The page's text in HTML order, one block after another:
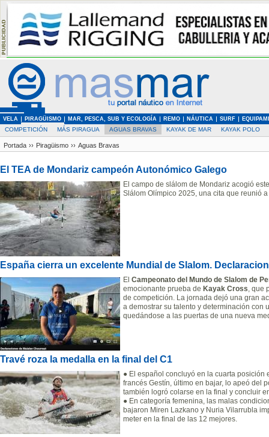
VELA PIRAGÜISMO MAR, PESCA, SUB Y ECOLOGÍA REMO NÁUTICA SURF
COMPETICIÓN MÁS PIRAGUA AGUAS BRAVAS KAYAK DE MAR KAYAK POLO
Portada ›› Piragüismo ›› Aguas Bravas
El TEA de Mondariz campeón Autonómico Galego
El campo de slálom de Mondariz acogió
Slálom Olímpico 2025, una cita que reunió
España cierra un excelente Mundial de Slalom.
El Campeonato del Mundo de Slalom de
emocionante prueba de Kayak Cross, que
de competición. La jornada dejó una gran
a demostrar su talento y determinación con
quedándose a las puertas de una nueva
Travé roza la medalla en la final del C1
● El español concluyó en la cuarta
francés Gestín, último en bajar, lo apeó del
también logró colarse en la final y concluir
● En categoría femenina, las malas
bajaron Miren Lazkano y Nuria Vilarrubla
meter en la final de las 12 mejores.